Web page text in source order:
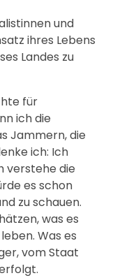
und
ihres Lebens
Landes zu
für
ich die
Jammern, die
ich: Ich
verstehe die
es schon
zu schauen.
was es
Was es
vom Staat